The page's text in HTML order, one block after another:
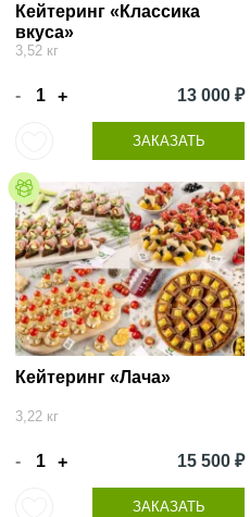
Кейтеринг «Классика
вкуса»
3,52 кг
- + 13 000 ₽
ЗАКАЗАТЬ
Кейтеринг «Лача»
3,22 кг
- + 15 500 ₽
ЗАКАЗАТЬ